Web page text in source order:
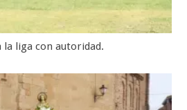
la liga con autoridad.